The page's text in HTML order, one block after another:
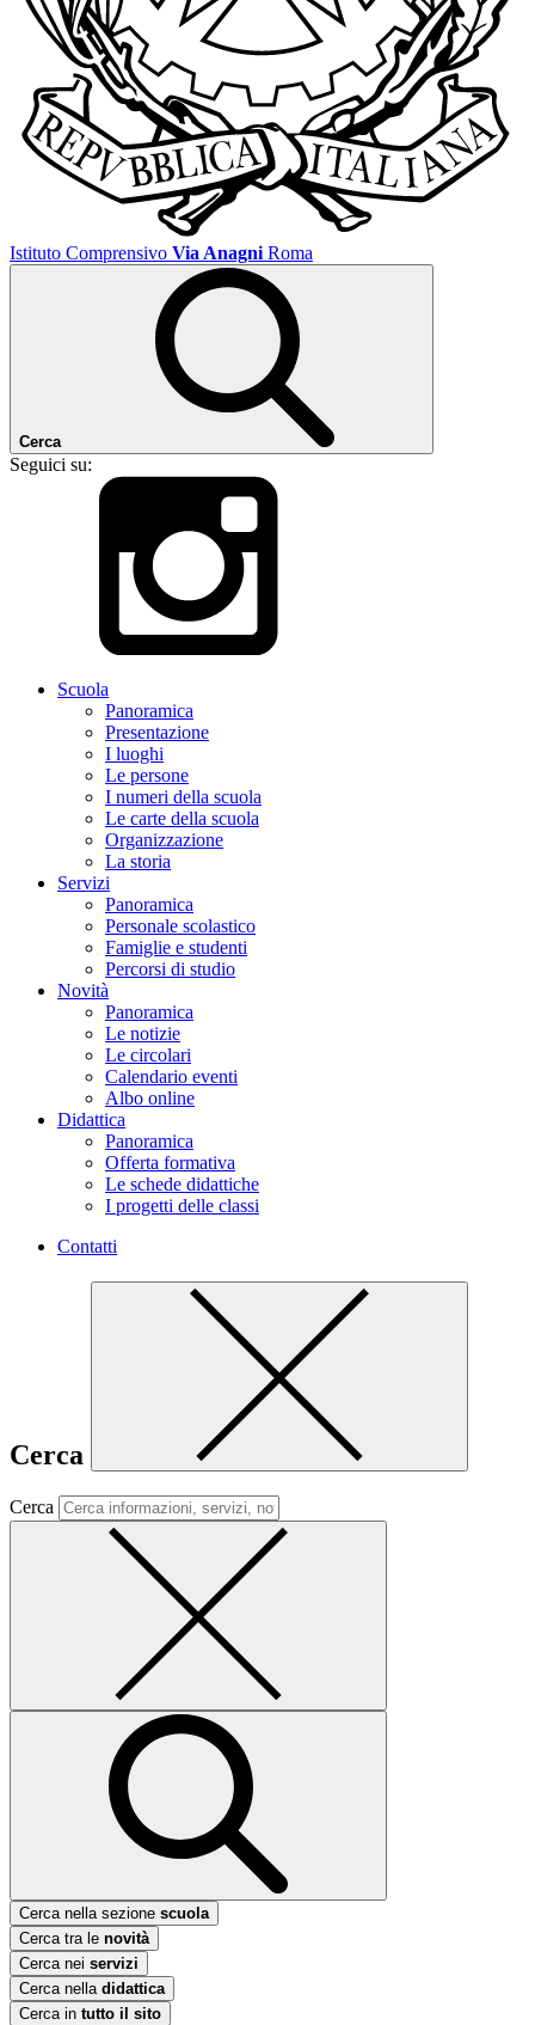
Istituto Comprensivo Via Anagni Roma
Cerca
Seguici su:
Scuola
Panoramica
Presentazione
I luoghi
Le persone
I numeri della scuola
Le carte della scuola
Organizzazione
La storia
Servizi
Panoramica
Personale scolastico
Famiglie e studenti
Percorsi di studio
Novità
Panoramica
Le notizie
Le circolari
Calendario eventi
Albo online
Didattica
Panoramica
Offerta formativa
Le schede didattiche
I progetti delle classi
Contatti
Cerca
Cerca
Cerca nella sezione scuola
Cerca tra le novità
Cerca nei servizi
Cerca nella didattica
Cerca in tutto il sito